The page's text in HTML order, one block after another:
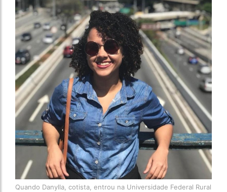
Quando Danylla, cotista, entrou na Universidade Federal Rural